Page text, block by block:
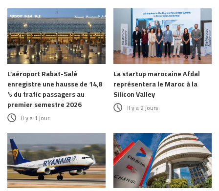
L’aéroport Rabat-Salé
enregistre une hausse de 14,8
% du trafic passagers au
premier semestre 2026
il y a 1 jour
La startup marocaine Afdal
représentera le Maroc à la
Silicon Valley
il y a 2 jours